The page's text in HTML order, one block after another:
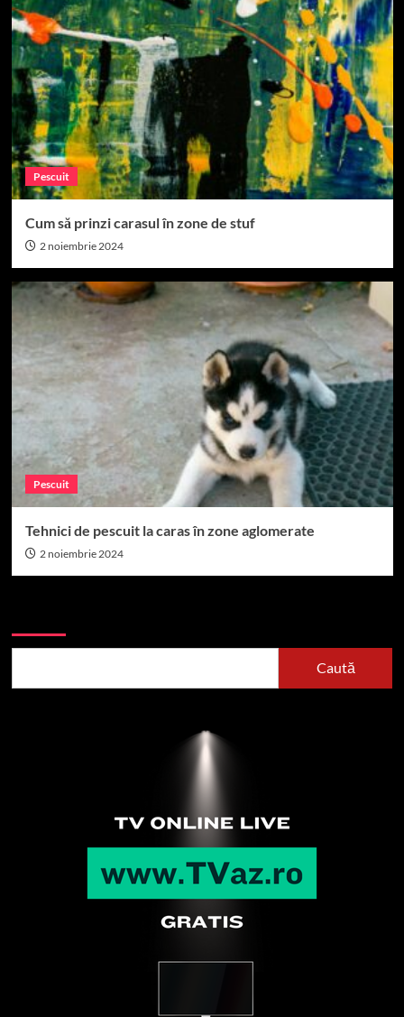
Pescuit
Cum să prinzi carasul în zone de stuf
2 noiembrie 2024
Pescuit
Tehnici de pescuit la caras în zone aglomerate
2 noiembrie 2024
Caută